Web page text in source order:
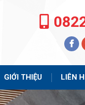
GIỚI THIỆU LIÊN